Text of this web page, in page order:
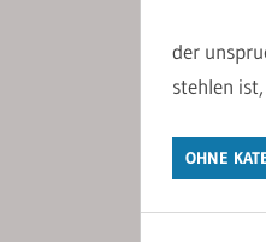
der
stehlen
OHNE